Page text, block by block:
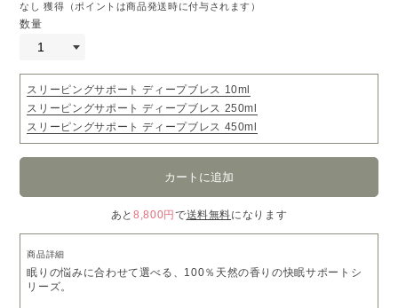
なし 獲得（ポイントは商品発送時に付与されます）
数量
スリーピングサポート ディープブレス 10ml
スリーピングサポート ディープブレス 250ml
スリーピングサポート ディープブレス 450ml
あと8,800円 で送料無料になります
商品詳細
眠りの悩みに合わせて選べる、100％天然の香りの快眠サポートシ
リーズ。